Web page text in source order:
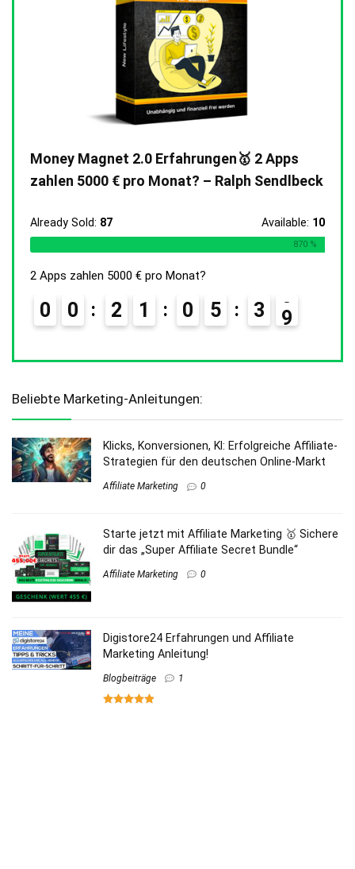
Money Magnet 2.0 Erfahrungen🥇 2 Apps
zahlen 5000 € pro Monat? – Ralph Sendlbeck
Already Sold: 87 Available: 10
870 %
2 Apps zahlen 5000 € pro Monat?
0 0 2 1 0 5 3 7
Beliebte Marketing-Anleitungen:
Klicks, Konversionen, KI: Erfolgreiche Affiliate-
Strategien für den deutschen Online-Markt
Affiliate Marketing 0
Starte jetzt mit Affiliate Marketing 🥇 Sichere
dir das „Super Affiliate Secret Bundle“
Affiliate Marketing 0
Digistore24 Erfahrungen und Affiliate
Marketing Anleitung!
Blogbeiträge 1